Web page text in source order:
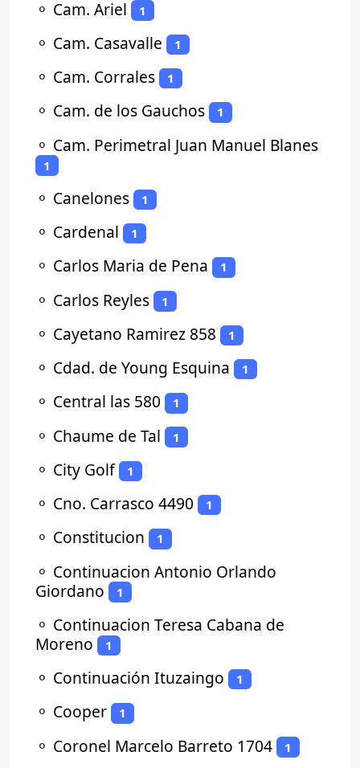
⚬ Cam. Ariel 1
⚬ Cam. Casavalle 1
⚬ Cam. Corrales 1
⚬ Cam. de los Gauchos 1
⚬ Cam. Perimetral Juan Manuel Blanes
1
⚬ Canelones 1
⚬ Cardenal 1
⚬ Carlos Maria de Pena 1
⚬ Carlos Reyles 1
⚬ Cayetano Ramirez 858 1
⚬ Cdad. de Young Esquina 1
⚬ Central las 580 1
⚬ Chaume de Tal 1
⚬ City Golf 1
⚬ Cno. Carrasco 4490 1
⚬ Constitucion 1
⚬ Continuacion Antonio Orlando
Giordano
1
⚬ Continuacion Teresa Cabana de
Moreno
1
⚬ Continuación Ituzaingo 1
⚬ Cooper 1
⚬ Coronel Marcelo Barreto 1704 1